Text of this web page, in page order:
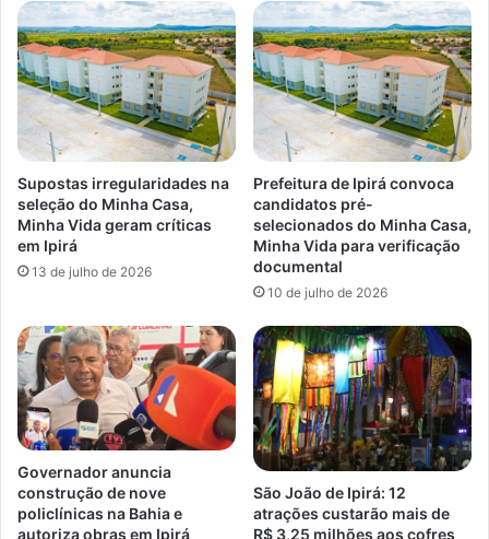
Supostas irregularidades na
seleção do Minha Casa,
Minha Vida geram críticas
em Ipirá
13 de julho de 2026
Prefeitura de Ipirá convoca
candidatos pré-
selecionados do Minha Casa,
Minha Vida para verificação
documental
10 de julho de 2026
Governador anuncia
construção de nove
policlínicas na Bahia e
autoriza obras em Ipirá
São João de Ipirá: 12
atrações custarão mais de
R$ 3,25 milhões aos cofres